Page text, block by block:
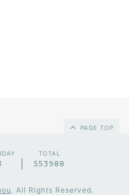
PAGE TOP
TOTAL
553988
. All Rights Reserved.